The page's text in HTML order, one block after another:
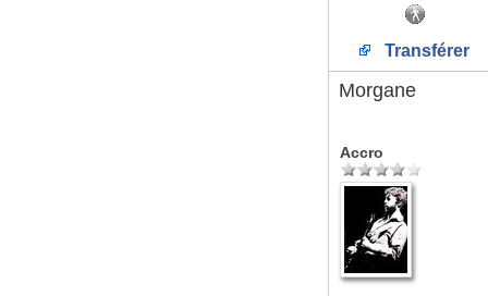
Transférer
Morgane
Accro